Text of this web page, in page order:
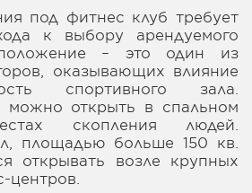
под фитнес клуб требует
к выбору арендуемого
– это один из
оказывающих влияние
спортивного зала.
можно открыть в спальном
скопления людей.
площадью больше 150 кв.
открывать возле крупных
центров.